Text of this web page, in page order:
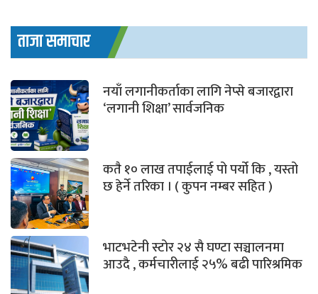
ताजा समाचार
नयाँ लगानीकर्ताका लागि नेप्से बजारद्वारा
‘लगानी शिक्षा’ सार्वजनिक
कतै १० लाख तपाईलाई पो पर्यो कि , यस्तो
छ हेर्ने तरिका । ( कुपन नम्बर सहित )
भाटभटेनी स्टोर २४ सै घण्टा सञ्चालनमा
आउदै , कर्मचारीलाई २५% बढी पारिश्रमिक